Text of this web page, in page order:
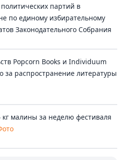
партий в
по единому избирательному
Законодательного Собрания
Popcorn Books и Individuum
за распространение литературы
малины за неделю фестиваля